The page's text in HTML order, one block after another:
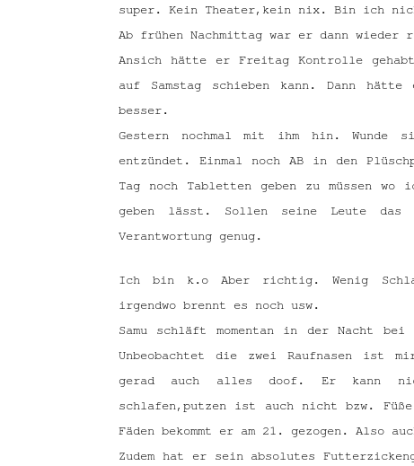
super. Kein Theater,kein nix. Bin ich
Ab frühen Nachmittag war er dann
Ansich hätte er Freitag Kontrolle
auf Samstag schieben kann. Dann hätte
besser.
Gestern nochmal mit ihm hin. Wunde
entzündet. Einmal noch AB in den
Tag noch Tabletten geben zu müssen
geben lässt. Sollen seine Leute das
Verantwortung genug.
Ich bin k.o Aber richtig. Wenig
irgendwo brennt es noch usw.
Samu schläft momentan in der Nacht bei
Unbeobachtet die zwei Raufnasen ist
gerad auch alles doof. Er kann
schlafen,putzen ist auch nicht bzw.
Fäden bekommt er am 21. gezogen. Also
Zudem hat er sein absolutes